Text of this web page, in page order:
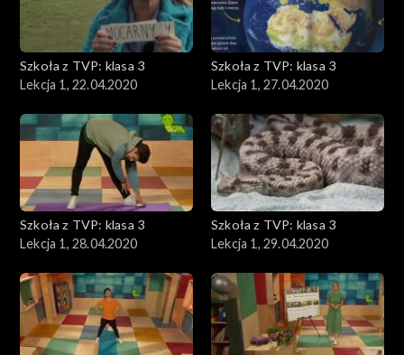
Szkoła z TVP: klasa 3
Lekcja 1, 22.04.2020
Szkoła z TVP: klasa 3
Lekcja 1, 27.04.2020
Szkoła z TVP: klasa 3
Lekcja 1, 28.04.2020
Szkoła z TVP: klasa 3
Lekcja 1, 29.04.2020